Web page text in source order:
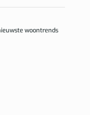
woontrends